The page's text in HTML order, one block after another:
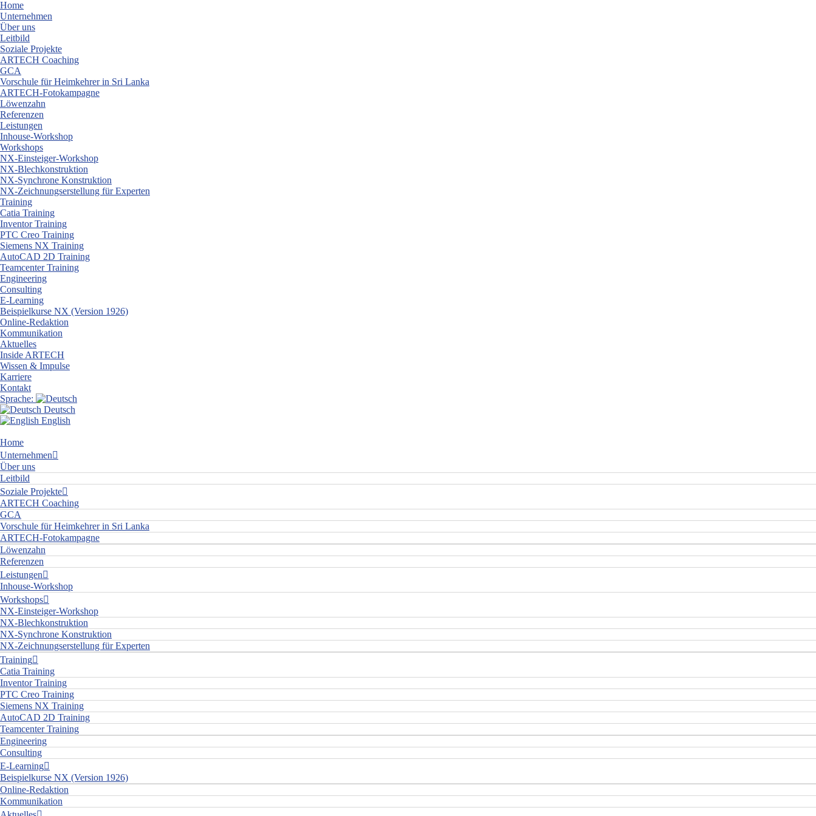
Skip
to
content
Home
Unternehmen
Über uns
Leitbild
Soziale Projekte
ARTECH Coaching
GCA
Vorschule für Heimkehrer in Sri Lanka
ARTECH-Fotokampagne
Löwenzahn
Referenzen
Leistungen
Inhouse-Workshop
Workshops
NX-Einsteiger-Workshop
NX-Blechkonstruktion
NX-Synchrone Konstruktion
NX-Zeichnungserstellung für Experten
Training
Catia Training
Inventor Training
PTC Creo Training
Siemens NX Training
AutoCAD 2D Training
Teamcenter Training
Engineering
Consulting
E-Learning
Beispielkurse NX (Version 1926)
Online-Redaktion
Kommunikation
Aktuelles
Inside ARTECH
Wissen & Impulse
Karriere
Kontakt
Sprache:
Deutsch
English
Home
Unternehmen
Über uns
Leitbild
Soziale Projekte
ARTECH Coaching
GCA
Vorschule für Heimkehrer in Sri Lanka
ARTECH-Fotokampagne
Löwenzahn
Referenzen
Leistungen
Inhouse-Workshop
Workshops
NX-Einsteiger-Workshop
NX-Blechkonstruktion
NX-Synchrone Konstruktion
NX-Zeichnungserstellung für Experten
Training
Catia Training
Inventor Training
PTC Creo Training
Siemens NX Training
AutoCAD 2D Training
Teamcenter Training
Engineering
Consulting
E-Learning
Beispielkurse NX (Version 1926)
Online-Redaktion
Kommunikation